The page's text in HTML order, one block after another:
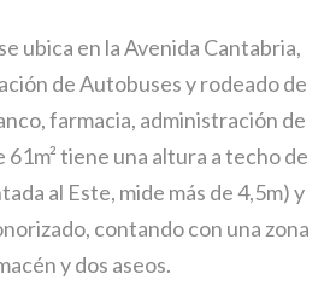
ubica en la Avenida Cantabria,
de Autobuses y rodeado de
farmacia, administración de
61m² tiene una altura a techo de
al Este, mide más de 4,5m) y
contando con una zona
y dos aseos.